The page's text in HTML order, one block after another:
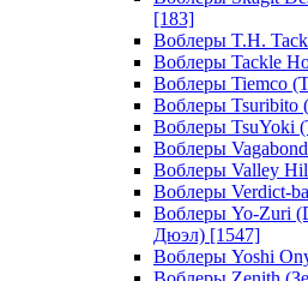
[183]
Воблеры T.H.
Воблеры Tackle
Воблеры Tiemco
Воблеры Tsuribito
Воблеры TsuYoki
Воблеры
Воблеры Valley
Воблеры Verdict-
Воблеры Yo-Zuri
Дюэл) [1547]
Воблеры Yoshi